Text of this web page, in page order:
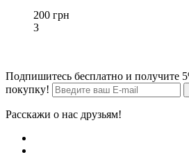
200 грн
3
Подпишитесь бесплатно и получите
покупку!
Расскажи о нас друзьям!